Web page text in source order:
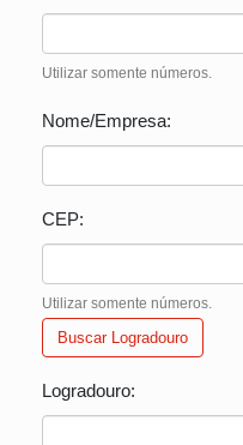
Utilizar somente números.
Nome/Empresa:
CEP:
Utilizar somente números.
Buscar Logradouro
Logradouro: